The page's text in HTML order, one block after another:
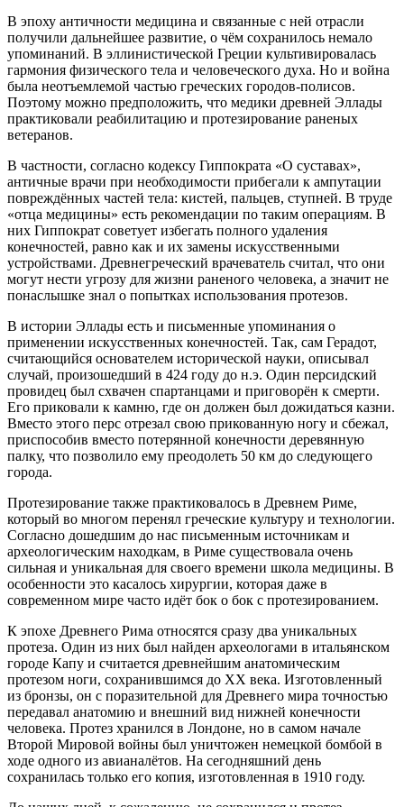
В эпоху античности медицина и связанные с ней отрасли
получили дальнейшее развитие, о чём сохранилось немало
упоминаний. В эллинистической Греции культивировалась
гармония физического тела и человеческого духа. Но и война
была неотъемлемой частью греческих городов-полисов.
Поэтому можно предположить, что медики древней Эллады
практиковали реабилитацию и протезирование раненых
ветеранов.
В частности, согласно кодексу Гиппократа «О суставах»,
античные врачи при необходимости прибегали к ампутации
повреждённых частей тела: кистей, пальцев, ступней. В труде
«отца медицины» есть рекомендации по таким операциям. В
них Гиппократ советует избегать полного удаления
конечностей, равно как и их замены искусственными
устройствами. Древнегреческий врачеватель считал, что они
могут нести угрозу для жизни раненого человека, а значит не
понаслышке знал о попытках использования протезов.
В истории Эллады есть и письменные упоминания о
применении искусственных конечностей. Так, сам Герадот,
считающийся основателем исторической науки, описывал
случай, произошедший в 424 году до н.э. Один персидский
провидец был схвачен спартанцами и приговорён к смерти.
Его приковали к камню, где он должен был дожидаться казни.
Вместо этого перс отрезал свою прикованную ногу и сбежал,
приспособив вместо потерянной конечности деревянную
палку, что позволило ему преодолеть 50 км до следующего
города.
Протезирование также практиковалось в Древнем Риме,
который во многом перенял греческие культуру и технологии.
Согласно дошедшим до нас письменным источникам и
археологическим находкам, в Риме существовала очень
сильная и уникальная для своего времени школа медицины. В
особенности это касалось хирургии, которая даже в
современном мире часто идёт бок о бок с протезированием.
К эпохе Древнего Рима относятся сразу два уникальных
протеза. Один из них был найден археологами в итальянском
городе Капу и считается древнейшим анатомическим
протезом ноги, сохранившимся до XX века. Изготовленный
из бронзы, он с поразительной для Древнего мира точностью
передавал анатомию и внешний вид нижней конечности
человека. Протез хранился в Лондоне, но в самом начале
Второй Мировой войны был уничтожен немецкой бомбой в
ходе одного из авианалётов. На сегодняшний день
сохранилась только его копия, изготовленная в 1910 году.